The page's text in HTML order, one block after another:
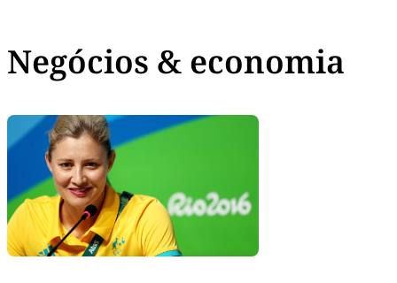
Negócios & economia